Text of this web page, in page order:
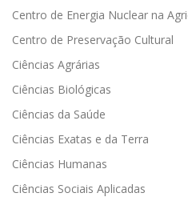
Centro de Energia Nuclear na
Centro de Preservação Cultural
Ciências Agrárias
Ciências Biológicas
Ciências da Saúde
Ciências Exatas e da Terra
Ciências Humanas
Ciências Sociais Aplicadas